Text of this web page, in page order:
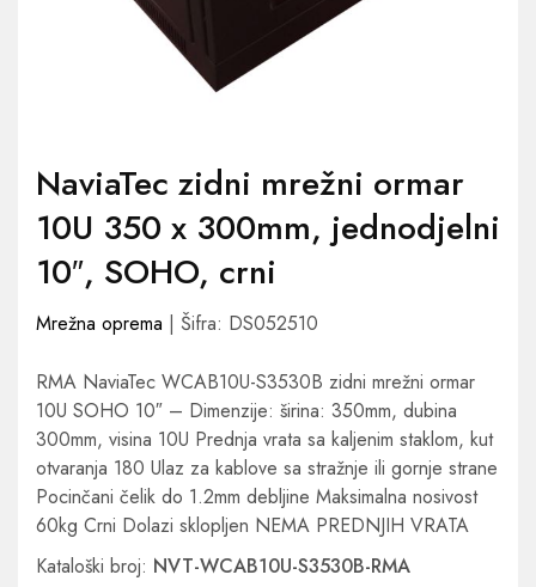
NaviaTec zidni mrežni ormar
10U 350 x 300mm, jednodjelni
10″, SOHO, crni
Mrežna oprema | Šifra: DS052510
RMA NaviaTec WCAB10U-S3530B zidni mrežni ormar
10U SOHO 10″ – Dimenzije: širina: 350mm, dubina
300mm, visina 10U Prednja vrata sa kaljenim staklom, kut
otvaranja 180 Ulaz za kablove sa stražnje ili gornje strane
Pocinčani čelik do 1.2mm debljine Maksimalna nosivost
60kg Crni Dolazi sklopljen NEMA PREDNJIH VRATA
Kataloški broj: NVT-WCAB10U-S3530B-RMA